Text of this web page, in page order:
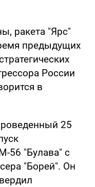
ракета "Ярс"
предыдущих
России
в
25
56 "Булава" с
"Борей". Он